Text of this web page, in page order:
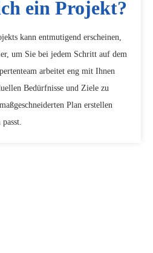
ein Projekt?
kann entmutigend erscheinen,
um Sie bei jedem Schritt auf dem
arbeitet eng mit Ihnen
Bedürfnisse und Ziele zu
Plan erstellen